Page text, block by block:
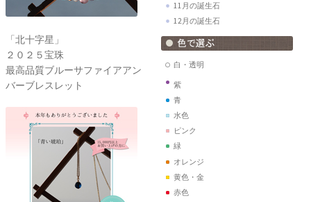
「北十字星」
２０２５宝珠
最高品質ブルーサファイアアン
バーブレスレット
11月の誕生石
12月の誕生石
白・透明
紫
青
水色
ピンク
緑
オレンジ
黄色・金
赤色